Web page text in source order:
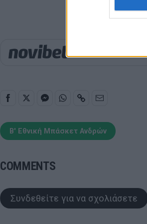
Β' Εθνική Μπάσκετ Ανδρών
COMMENTS
Συνδεθείτε για να σχολιάσετε